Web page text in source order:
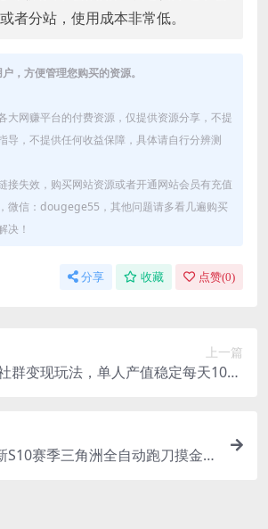
者分站，使用成本非常低。
，方便管理您购买的资源。
大网赚平台的付费资源，仅提供资源分享，不提
导，不提供任何收益保障，具体请自行分辨测
接失效，购买网站资源或者开通网站会员有充值
微信：dougege55，其他问题请多看几遍购买
决！
分享 收藏 点赞(0)
上一篇
群变现玩法，单人产值稳定每天1000
S10赛季三角洲全自动跑刀摸金
程】